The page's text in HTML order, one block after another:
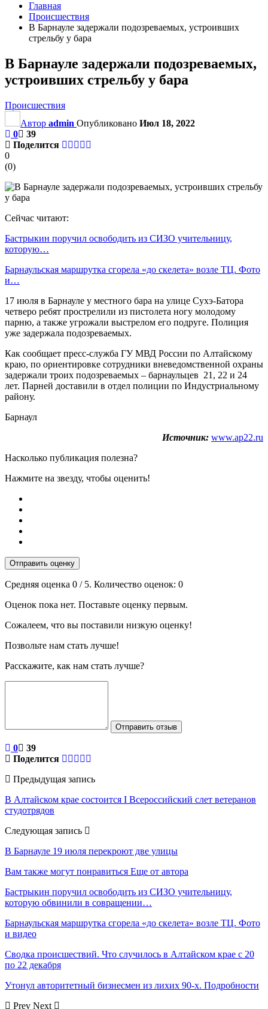
Главная
Происшествия
В Барнауле задержали подозреваемых, устроивших
стрельбу у бара
В Барнауле задержали подозреваемых,
устроивших стрельбу у бара
Происшествия
Автор admin Опубликовано Июл 18, 2022
0
39
Поделится
0
(0)
Сейчас читают:
Бастрыкин поручил освободить из СИЗО учительницу,
которую…
Барнаульская маршрутка сгорела «до скелета» возле ТЦ. Фото
и…
17 июля в Барнауле у местного бара на улице Сухэ-Батора
четверо ребят прострелили из пистолета ногу молодому
парню, а также угрожали выстрелом его подруге. Полиция
уже задержала подозреваемых.
Как сообщает пресс-служба ГУ МВД России по Алтайскому
краю, по ориентировке сотрудники вневедомственной охраны
задержали троих подозреваемых – барнаульцев 21, 22 и 24
лет. Парней доставили в отдел полиции по Индустриальному
району.
Барнаул
Источник: www.ap22.ru
Насколько публикация полезна?
Нажмите на звезду, чтобы оценить!
Отправить оценку
Средняя оценка 0 / 5. Количество оценок: 0
Оценок пока нет. Поставьте оценку первым.
Сожалеем, что вы поставили низкую оценку!
Позвольте нам стать лучше!
Расскажите, как нам стать лучше?
Отправить отзыв
0
39
Поделится
Предыдущая запись
В Алтайском крае состоится I Всероссийский слет ветеранов
студотрядов
Следующая запись
В Барнауле 19 июля перекроют две улицы
Вам также могут понравиться Еще от автора
Бастрыкин поручил освободить из СИЗО учительницу,
которую обвинили в совращении…
Барнаульская маршрутка сгорела «до скелета» возле ТЦ. Фото
и видео
Сводка происшествий. Что случилось в Алтайском крае с 20
по 22 декабря
Утонул авторитетный бизнесмен из лихих 90-х. Подробности
Prev Next